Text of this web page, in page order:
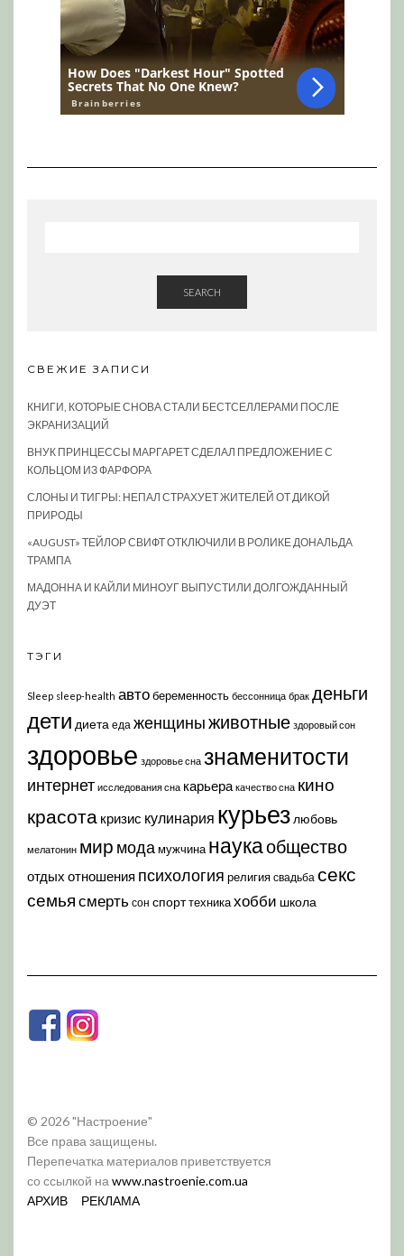
SEARCH
СВЕЖИЕ ЗАПИСИ
КНИГИ, КОТОРЫЕ СНОВА СТАЛИ БЕСТСЕЛЛЕРАМИ ПОСЛЕ
ЭКРАНИЗАЦИЙ
ВНУК ПРИНЦЕССЫ МАРГАРЕТ СДЕЛАЛ ПРЕДЛОЖЕНИЕ С
КОЛЬЦОМ ИЗ ФАРФОРА
СЛОНЫ И ТИГРЫ: НЕПАЛ СТРАХУЕТ ЖИТЕЛЕЙ ОТ ДИКОЙ
ПРИРОДЫ
«AUGUST» ТЕЙЛОР СВИФТ ОТКЛЮЧИЛИ В РОЛИКЕ ДОНАЛЬДА
ТРАМПА
МАДОННА И КАЙЛИ МИНОУГ ВЫПУСТИЛИ ДОЛГОЖДАННЫЙ
ДУЭТ
ТЭГИ
Sleep sleep-health автобеременность бессонница брак деньги
дети диета еда женщиныживотные здоровый сон
здоровье здоровье сна знаменитости
интернет исследования сна карьера качество сна кино
красота кризис кулинария курьез любовь
мелатонин мир модамужчина наукаобщество
отдых отношения психология религия свадьба секс
семья смерть сон спорттехникахобби школа
© 2026 "Настроение"
Все права защищены.
Перепечатка материалов приветствуется
со ссылкой на www.nastroenie.com.ua
АРХИВ
РЕКЛАМА